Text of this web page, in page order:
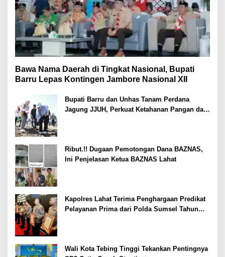
Bawa Nama Daerah di Tingkat Nasional, Bupati
Barru Lepas Kontingen Jambore Nasional XII
Bupati Barru dan Unhas Tanam Perdana
Jagung JJUH, Perkuat Ketahanan Pangan dan
Ribut.!! Dugaan Pemotongan Dana BAZNAS,
Ini Penjelasan Ketua BAZNAS Lahat
Kapolres Lahat Terima Penghargaan Predikat
Pelayanan Prima dari Polda Sumsel Tahun
Wali Kota Tebing Tinggi Tekankan Pentingnya